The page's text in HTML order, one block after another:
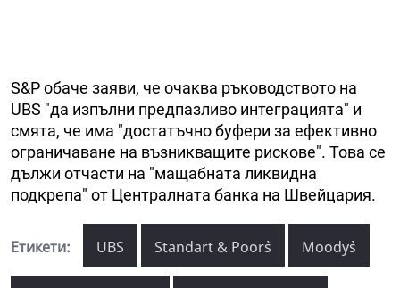
S&P обаче заяви, че очаква ръководството на
UBS "да изпълни предпазливо интеграцията" и
смята, че има "достатъчно буфери за ефективно
ограничаване на възникващите рискове". Това се
дължи отчасти на "мащабната ликвидна
подкрепа" от Централната банка на Швейцария.
Етикети: UBS Standart & Poor`s Moody`s